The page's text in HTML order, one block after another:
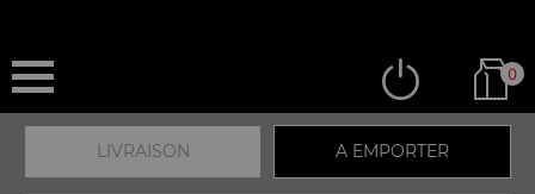
0
LIVRAISON A EMPORTER